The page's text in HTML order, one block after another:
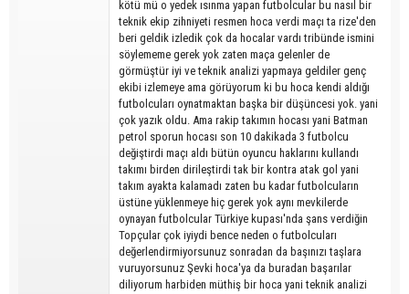
kötü mü o yedek ısınma yapan futbolcular bu nasıl bir
teknik ekip zihniyeti resmen hoca verdi maçı ta rize'den
beri geldik izledik çok da hocalar vardı tribünde ismini
söylememe gerek yok zaten maça gelenler de
görmüştür iyi ve teknik analizi yapmaya geldiler genç
ekibi izlemeye ama görüyorum ki bu hoca kendi aldığı
futbolcuları oynatmaktan başka bir düşüncesi yok. yani
çok yazık oldu. Ama rakip takımın hocası yani Batman
petrol sporun hocası son 10 dakikada 3 futbolcu
değiştirdi maçı aldı bütün oyuncu haklarını kullandı
takımı birden dirileştirdi tak bir kontra atak gol yani
takım ayakta kalamadı zaten bu kadar futbolcuların
üstüne yüklenmeye hiç gerek yok aynı mevkilerde
oynayan futbolcular Türkiye kupası'nda şans verdiğin
Topçular çok iyiydi bence neden o futbolcuları
değerlendirmiyorsunuz sonradan da başınızı taşlara
vuruyorsunuz Şevki hoca'ya da buradan başarılar
diliyorum harbiden müthiş bir hoca yani teknik analizi